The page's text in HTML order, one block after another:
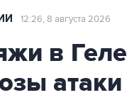
12:26, 8 августа 2026
в